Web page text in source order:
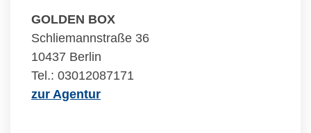
GOLDEN BOX
Schliemannstraße 36
10437 Berlin
Tel.: 03012087171
zur Agentur